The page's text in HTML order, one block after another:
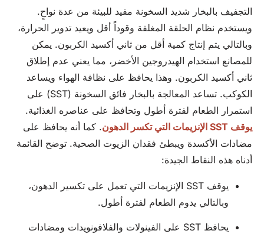
التجفيف بالبخار شديد السخونة مفيد للبيئة من عدة نواحٍ.
ويستخدم نظام الحلقة المغلقة وقوداً أقل ويعيد تدوير الحرارة،
وبالتالي يتم إنتاج كمية أقل من ثاني أكسيد الكربون. يمكن
للمصانع استخدام الهيدروجين الأخضر، مما يعني عدم إطلاق
ثاني أكسيد الكربون. وهذا يحافظ على نظافة الهواء ويساعد
الكوكب. تساعد المعالجة بالبخار فائق السخونة (SST) على
استمرار الطعام لفترة أطول وتحافظ على عناصره الغذائية.
يوقف SST الإنزيمات التي تكسر الدهون
. كما أنه يحافظ على
مضادات الأكسدة ويبطئ فقدان الزيوت الصحية. توضح القائمة
أدناه هذه النقاط الجيدة:
يوقف SST الإنزيمات التي تعمل على تكسير الدهون،
وبالتالي يدوم الطعام لفترة أطول.
يحافظ SST على الفينولات والفلافونويدات ومضادات